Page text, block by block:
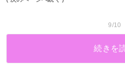
9/10
続きを